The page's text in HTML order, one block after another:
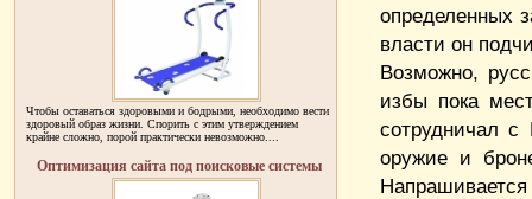
определенных
власти он
Возможно,
избы пока
сотрудничал с
оружие и
Чтобы оставаться здоровыми и бодрыми, необходимо вести
здоровый образ жизни. Спорить с этим утверждением
крайне сложно, порой практически невозможно....
Оптимизация сайта под поисковые системы